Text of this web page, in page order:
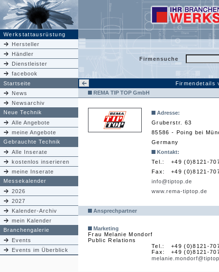
Werkstattausrüstung
Hersteller
Händler
Dienstleister
facebook
Firmensuche
Startseite
Firmendetails
News
Newsarchiv
Neue Technik
Alle Angebote
meine Angebote
Gebrauchte Technik
Alle Inserate
kostenlos inserieren
meine Inserate
Messekalender
2026
2027
Kalender-Archiv
mein Kalender
Branchengalerie
Events
Events im Überblick
REMA TIP TOP GmbH
Adresse:
Gruberstr. 63
85586 - Poing bei
Germany
Kontakt:
Tel.:
+49 (0)8121-
Fax:
+49 (0)8121-
info@tiptop.de
www.rema-tiptop.de
Ansprechpartner
Marketing
Frau Melanie Mondorf
Public Relations
Tel.:
+49 (0)8121-
Fax:
+49 (0)8121-